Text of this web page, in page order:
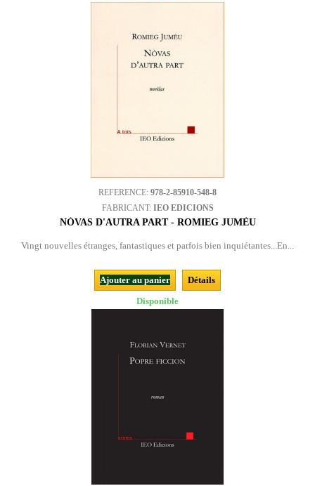
REFERENCE: 978-2-85910-548-8
FABRICANT: IEO EDICIONS
NÒVAS D'AUTRA PART - ROMIEG JUMÈU
Vingt nouvelles étranges, fantastiques et parfois bien inquiétantes...En...
Ajouter au panier
Détails
Disponible